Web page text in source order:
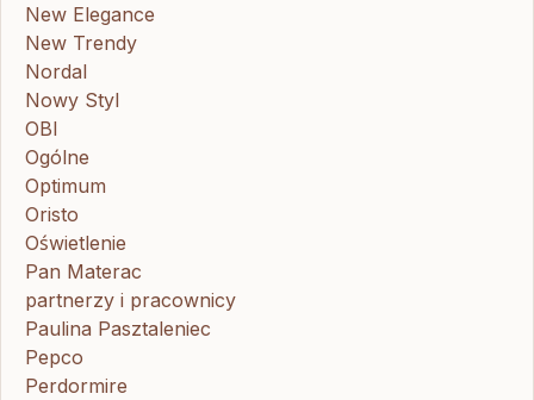
New Elegance
New Trendy
Nordal
Nowy Styl
OBI
Ogólne
Optimum
Oristo
Oświetlenie
Pan Materac
partnerzy i pracownicy
Paulina Pasztaleniec
Pepco
Perdormire